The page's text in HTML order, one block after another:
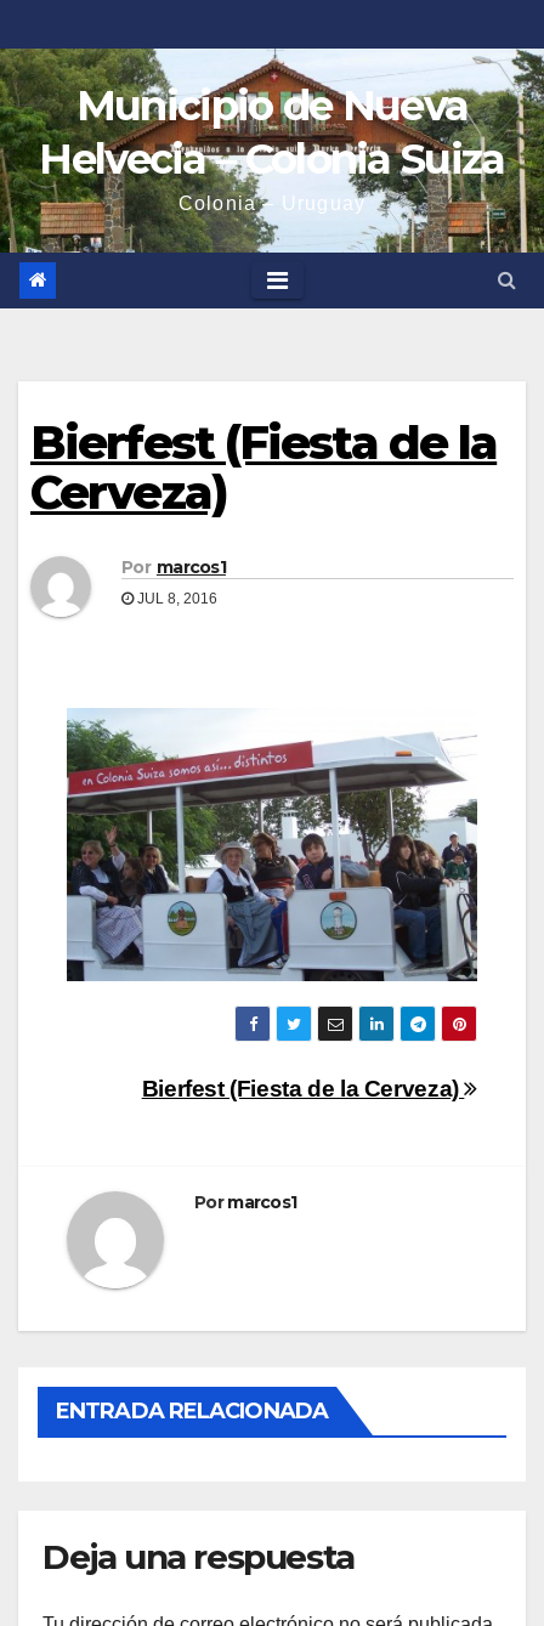
al
contenidoMunicipio de Nueva
Helvecia – Colonia Suiza
Colonia – Uruguay
Bierfest (Fiesta de la
Cerveza)
Por marcos1
JUL 8, 2016
Navegación
entradas
Bierfest (Fiesta de la Cerveza)
Pormarcos1
ENTRADA RELACIONADA
Deja una respuesta